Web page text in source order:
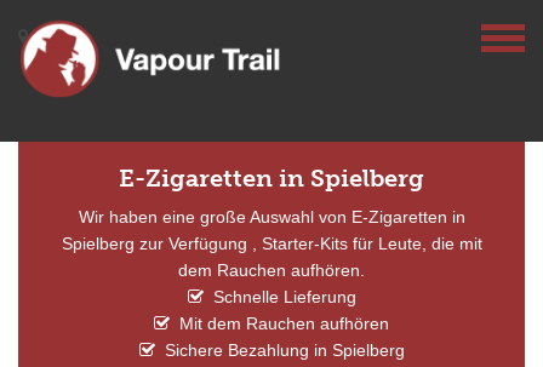
E-Zigaretten in Spielberg
Wir haben eine große Auswahl von E-Zigaretten in
Spielberg zur Verfügung , Starter-Kits für Leute, die mit
dem Rauchen aufhören.
Schnelle Lieferung
Mit dem Rauchen aufhören
Sichere Bezahlung in Spielberg